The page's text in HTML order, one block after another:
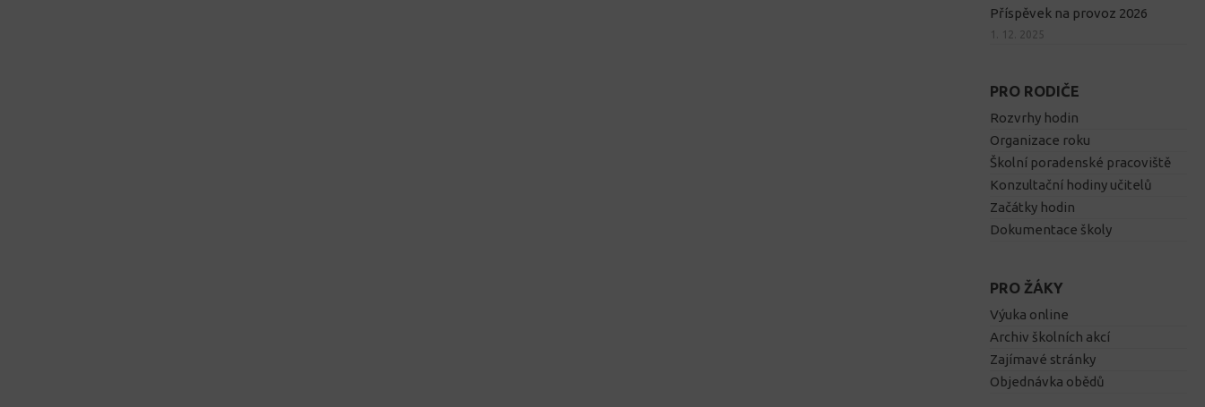
Příspěvek na provoz 2026
1. 12. 2025
PRO RODIČE
Rozvrhy hodin
Organizace roku
Školní poradenské pracoviště
Konzultační hodiny učitelů
Začátky hodin
Dokumentace školy
PRO ŽÁKY
Výuka online
Archiv školních akcí
Zajímavé stránky
Objednávka obědů